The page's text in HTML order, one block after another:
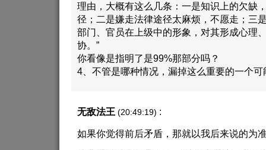
理由，大概有这么几条：一是知识上的欠缺
径；二是嫌走法律途径太麻烦，不愿走；三
部门、官员在上级中的形象，对其形成心理
协。”
你看像是指明了是99%那部分吗？
4、不管是哪种情况，漏掉这么重要的一个
无敌法王 (20:49:19) :
如果你觉得前后矛盾，那就以我后来说的为